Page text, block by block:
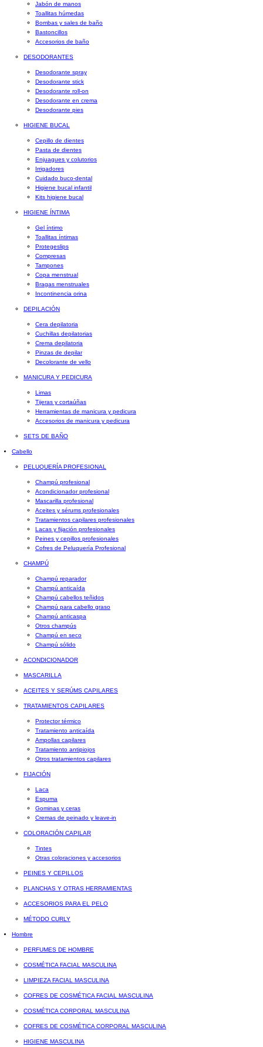
Jabón de manos
Toallitas húmedas
Bombas y sales de baño
Bastoncillos
Accesorios de baño
DESODORANTES
Desodorante spray
Desodorante stick
Desodorante roll-on
Desodorante en crema
Desodorante pies
HIGIENE BUCAL
Cepillo de dientes
Pasta de dientes
Enjuagues y colutorios
Irrigadores
Cuidado buco-dental
Higiene bucal infantil
Kits higiene bucal
HIGIENE ÍNTIMA
Gel íntimo
Toallitas íntimas
Protegeslips
Compresas
Tampones
Copa menstrual
Bragas menstruales
Incontinencia orina
DEPILACIÓN
Cera depilatoria
Cuchillas depilatorias
Crema depilatoria
Pinzas de depilar
Decolorante de vello
MANICURA Y PEDICURA
Limas
Tijeras y cortaúñas
Herramientas de manicura y pedicura
Accesorios de manicura y pedicura
SETS DE BAÑO
Cabello
PELUQUERÍA PROFESIONAL
Champú profesional
Acondicionador profesional
Mascarilla profesional
Aceites y sérums profesionales
Tratamientos capilares profesionales
Lacas y fijación profesionales
Peines y cepillos profesionales
Cofres de Peluquería Profesional
CHAMPÚ
Champú reparador
Champú anticaída
Champú cabellos teñidos
Champú para cabello graso
Champú anticaspa
Otros champús
Champú en seco
Champú sólido
ACONDICIONADOR
MASCARILLA
ACEITES Y SERÚMS CAPILARES
TRATAMIENTOS CAPILARES
Protector térmico
Tratamiento anticaída
Ampollas capilares
Tratamiento antipiojos
Otros tratamientos capilares
FIJACIÓN
Laca
Espuma
Gominas y ceras
Cremas de peinado y leave-in
COLORACIÓN CAPILAR
Tintes
Otras coloraciones y accesorios
PEINES Y CEPILLOS
PLANCHAS Y OTRAS HERRAMIENTAS
ACCESORIOS PARA EL PELO
MÉTODO CURLY
Hombre
PERFUMES DE HOMBRE
COSMÉTICA FACIAL MASCULINA
LIMPIEZA FACIAL MASCULINA
COFRES DE COSMÉTICA FACIAL MASCULINA
COSMÉTICA CORPORAL MASCULINA
COFRES DE COSMÉTICA CORPORAL MASCULINA
HIGIENE MASCULINA